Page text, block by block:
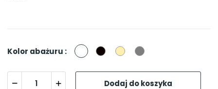
Kolor abażuru : Biały CzarnyBeżowySzary
Dodaj do koszyka